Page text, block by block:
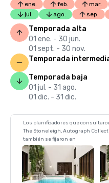
ene. feb. mar.
jul.
ago. sep.
Temporada alta
01 ene. - 30 jun.
01 sept. - 30 nov.
Temporada
Temporada baja
01 jul. - 31 ago.
01 dic. - 31 dic.
Los planificadores que
The Stoneleigh, Autograph
también se fijaron en